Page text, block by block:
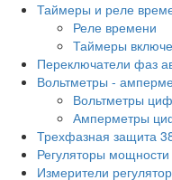
Таймеры и реле
Реле времени
Таймеры
Переключатели фаз
Вольтметры -
Вольтметры
Амперметры
Трехфазная защита
Регуляторы мощности
Измерители